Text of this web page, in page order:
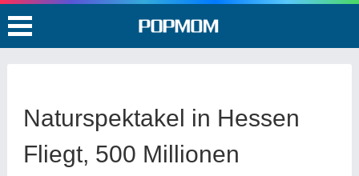
Naturspektakel in Hessen
Fliegt, 500 Millionen